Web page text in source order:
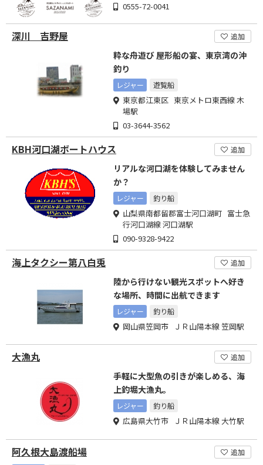
0555-72-0041
深川 吉野屋 追加
粋な舟遊び 屋形船の宴、東京湾の沖
釣り
レジャー 遊覧船
東京都江東区 東京メトロ東西線 木
場駅
03-3644-3562
KBH河口湖ボートハウス 追加
リアルな河口湖を体験してみません
か？
レジャー 釣り船
山梨県南都留郡富士河口湖町 富士急
行河口湖線 河口湖駅
090-9328-9422
海上タクシー第八白兎 追加
陸から行けない観光スポットへ好き
な場所、時間に出航できます
レジャー 釣り船
岡山県笠岡市 ＪＲ山陽本線 笠岡駅
大漁丸 追加
手軽に大型魚の引きが楽しめる、海
上釣堀大漁丸。
レジャー 釣り船
広島県大竹市 ＪＲ山陽本線 大竹駅
阿久根大島渡船場
追加